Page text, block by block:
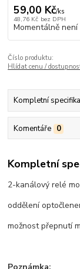
59,00 Kč/ks
48,76 Kč bez DPH
Momentálně není
Číslo produktu:
Hlídat cenu /
Kompletní
Komentáře 0
Kompletní
2-kanálový relé
oddělení
možnost přepnutí